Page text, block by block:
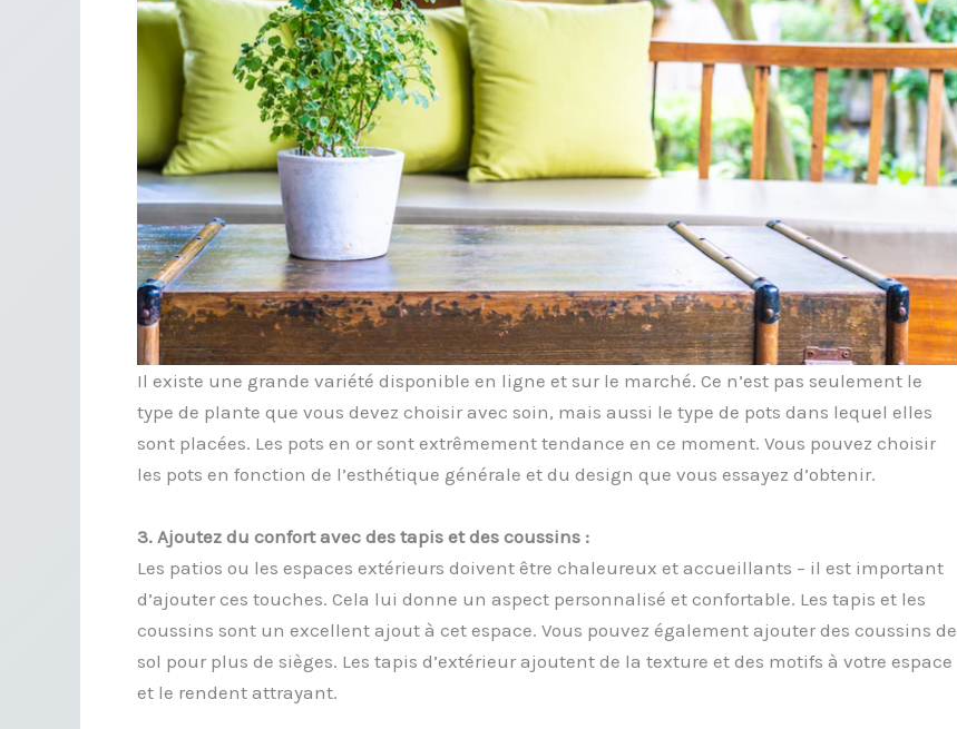
Il existe une grande variété disponible en ligne et sur le marché. Ce n’est pas seulement le
type de plante que vous devez choisir avec soin, mais aussi le type de pots dans lequel elles
sont placées. Les pots en or sont extrêmement tendance en ce moment. Vous pouvez choisir
les pots en fonction de l’esthétique générale et du design que vous essayez d’obtenir.
3. Ajoutez du confort avec des tapis et des coussins :
Les patios ou les espaces extérieurs doivent être chaleureux et accueillants – il est important
d’ajouter ces touches. Cela lui donne un aspect personnalisé et confortable. Les tapis et les
coussins sont un excellent ajout à cet espace. Vous pouvez également ajouter des coussins de
sol pour plus de sièges. Les tapis d’extérieur ajoutent de la texture et des motifs à votre espace
et le rendent attrayant.